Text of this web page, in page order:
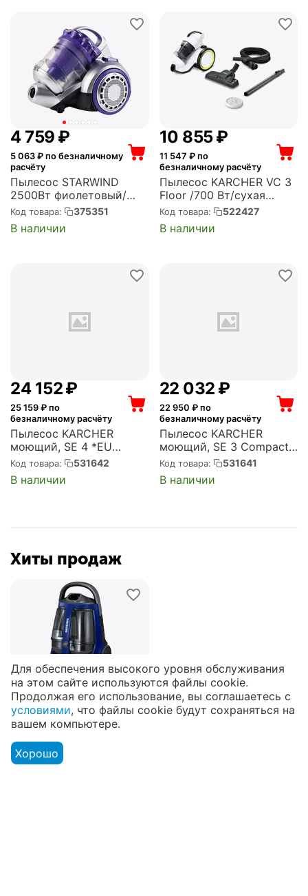
4 759 ₽
5 063 ₽ по безналичному
расчёту
Пылесос STARWIND
2500Вт фиолетовый/
серебристый (SCV3450)
Код товара: 375351
В наличии
10 855₽
11 547 ₽ по
безналичному расчёту
Пылесос KARCHER VC 3
Floor /700 Вт/сухая
уборка/мусоросборник
0.9 л/телескопическая
трубка/шланг 1.5 м/шнур
Код товара: 522427
В наличии
24 152₽
25 159 ₽ по
безналичному расчёту
Пылесос KARCHER
моющий, SE 4 *EU
(1.081-150.0)
Код товара: 531642
В наличии
22 032 ₽
22 950 ₽ по
безналичному расчёту
Пылесос KARCHER
моющий, SE 3 Compact
Home Floor *EU (1.081-
533.0)
Код товара: 531641
В наличии
Хиты продаж
8 939₽
расчёту
Меню
Для обеспечения высокого уровня обслуживания
на этом сайте используются файлы cookie.
Продолжая его использование, вы соглашаетесь с
условиями, что файлы cookie будут сохраняться на
вашем компьютере.
Хорошо